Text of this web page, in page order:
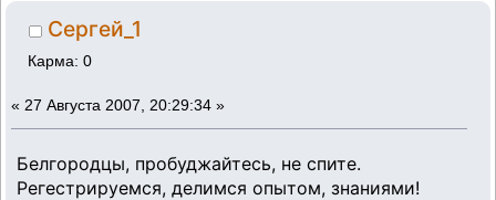
Сергей_1
Карма: 0
« 27 Августа 2007, 20:29:34 »
Белгородцы, пробуджайтесь, не спите.
Регестрируемся, делимся опытом, знаниями!